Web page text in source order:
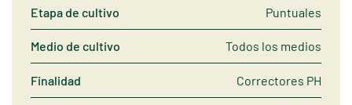
Etapa de cultivo Puntuales
Medio de cultivo Todos los medios
Finalidad Correctores PH